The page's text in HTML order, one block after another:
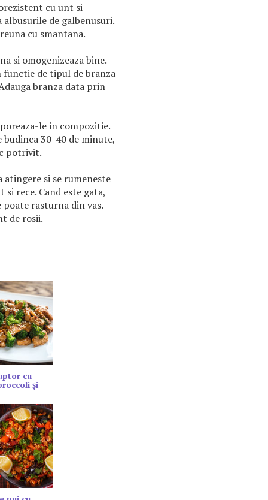
cu unt si
de galbenusuri.
cu smantana.
si omogenizeaza bine.
functie de tipul de branza
branza data prin
le in compozitie.
budinca 30-40 de minute,
potrivit.
atingere si se rumeneste
rece. Cand este gata,
poate rasturna din vas.
de rosii.
cu
și